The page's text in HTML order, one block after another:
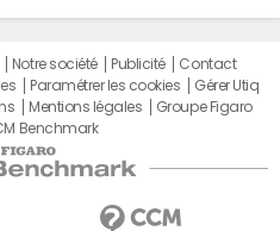
Notre société Publicité
Contact
Paramétrer les cookies
Gérer Utiq
Mentions légales
Groupe Figaro
Benchmark